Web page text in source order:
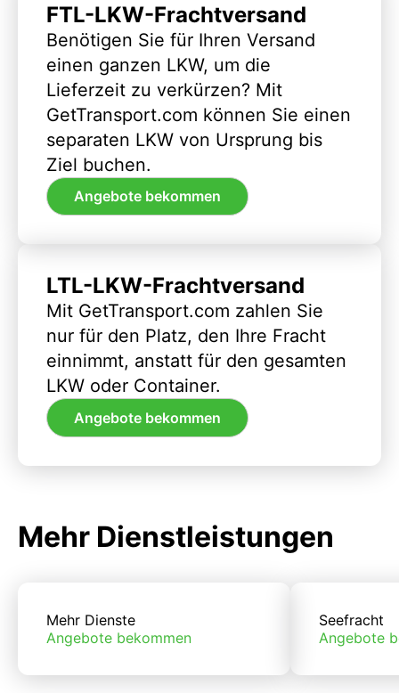
FTL-LKW-Frachtversand
Benötigen Sie für Ihren Versand
einen ganzen LKW, um die
Lieferzeit zu verkürzen? Mit
GetTransport.com können Sie einen
separaten LKW von Ursprung bis
Ziel buchen.
Angebote bekommen
LTL-LKW-Frachtversand
Mit GetTransport.com zahlen Sie
nur für den Platz, den Ihre Fracht
einnimmt, anstatt für den gesamten
LKW oder Container.
Angebote bekommen
Mehr Dienstleistungen
Mehr Dienste
Angebote bekommen
Seefracht
Angebote